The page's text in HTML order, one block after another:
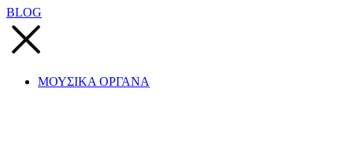
BLOG
ΜΟΥΣΙΚΑ ΟΡΓΑΝΑ